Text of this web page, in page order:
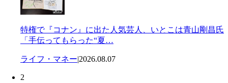
特権で『コナン』に出た人気芸人、いとこは青山剛昌氏
「手伝ってもらった“夏…
ライフ・マネー|2026.08.07
2